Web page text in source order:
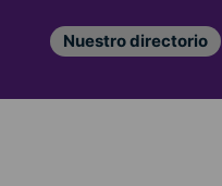
Nuestro directorio